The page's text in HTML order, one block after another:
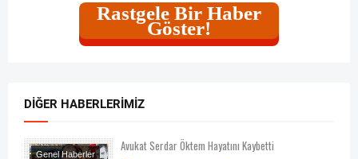
Rastgele Bir Haber
Göster!
DIĞER HABERLERIMIZ
Genel Haberler
Avukat Serdar Öktem Hayatını Kaybetti